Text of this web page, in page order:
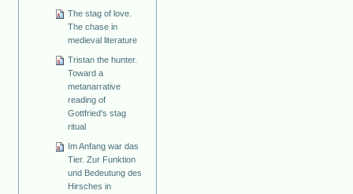
The stag of love.
The chase in
medieval literature
Tristan the hunter.
Toward a
metanarrative
reading of
Gottfried's stag
ritual
Im Anfang war das
Tier. Zur Funktion
und Bedeutung des
Hirsches in